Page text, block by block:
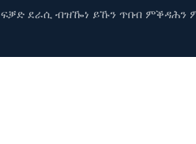
ደራሲ ብዝዀነ ይኹን ጥበብ ምቕዳሕን